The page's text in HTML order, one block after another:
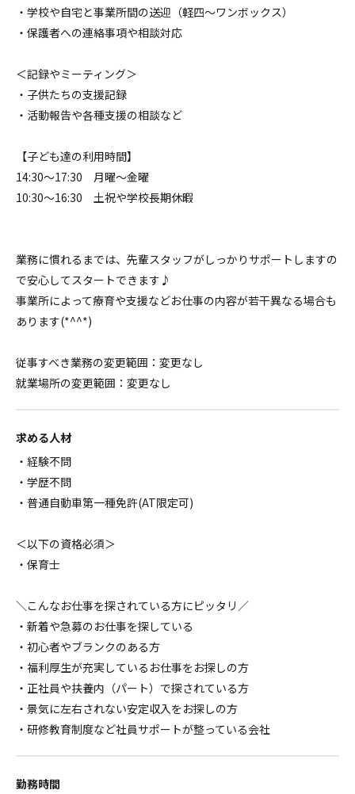
・学校や自宅と事業所間の送迎（軽四～ワンボックス）
・保護者への連絡事項や相談対応
＜記録やミーティング＞
・子供たちの支援記録
・活動報告や各種支援の相談など
【子ども達の利用時間】
14:30～17:30 月曜～金曜
10:30～16:30 土祝や学校長期休暇
業務に慣れるまでは、先輩スタッフがしっかりサポートしますの
で安心してスタートできます♪
事業所によって療育や支援などお仕事の内容が若干異なる場合も
あります(*^^*)
従事すべき業務の変更範囲：変更なし
就業場所の変更範囲：変更なし
求める人材
・経験不問
・学歴不問
・普通自動車第一種免許(AT限定可)
＜以下の資格必須＞
・保育士
＼こんなお仕事を探されている方にピッタリ／
・新着や急募のお仕事を探している
・初心者やブランクのある方
・福利厚生が充実しているお仕事をお探しの方
・正社員や扶養内（パート）で探されている方
・景気に左右されない安定収入をお探しの方
・研修教育制度など社員サポートが整っている会社
勤務時間